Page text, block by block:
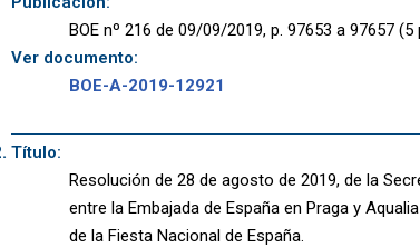
BOE nº 216 de 09/09/2019, p. 97653 a 97657 (5
Ver documento:
BOE-A-2019-12921
Título:
Resolución de 28 de agosto de 2019, de la
entre la Embajada de España en Praga y
de la Fiesta Nacional de España.